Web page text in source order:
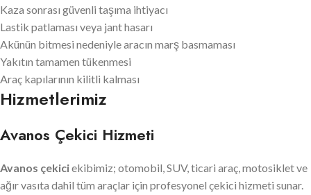
Kaza sonrası güvenli taşıma ihtiyacı
Lastik patlaması veya jant hasarı
Akünün bitmesi nedeniyle aracın marş basmaması
Yakıtın tamamen tükenmesi
Araç kapılarının kilitli kalması
Hizmetlerimiz
Avanos Çekici Hizmeti
Avanos çekiciekibimiz; otomobil, SUV, ticari araç, motosiklet ve
ağır vasıta dahil tüm araçlar için profesyonel çekici hizmeti sunar.